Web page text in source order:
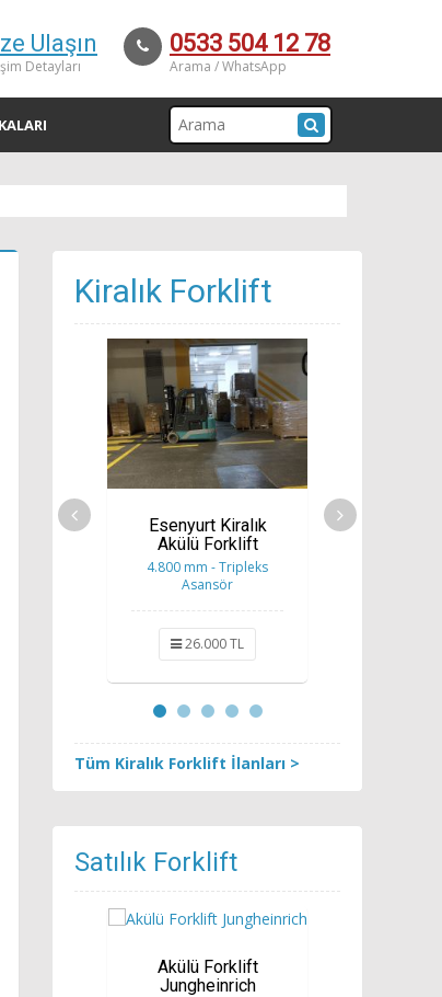
Ulaşın
Detayları
0533 504 12 78
Arama / WhatsApp
Kiralık Forklift
Esenyurt Kiralık
Akülü Forklift
4.800 mm - Tripleks
Asansör
26.000 TL
Tüm Kiralık Forklift İlanları >
Satılık Forklift
Akülü Forklift
Jungheinrich